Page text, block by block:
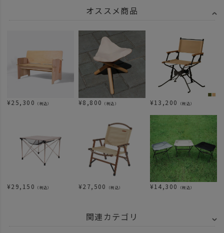
オススメ商品
¥25,300 （税込） ¥8,800 （税込） ¥13,200 （税込）
¥29,150 （税込） ¥27,500 （税込） ¥14,300 （税込）
関連カテゴリ